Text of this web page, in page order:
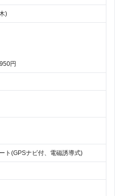
)
円
ト(GPSナビ付、電磁誘導式)